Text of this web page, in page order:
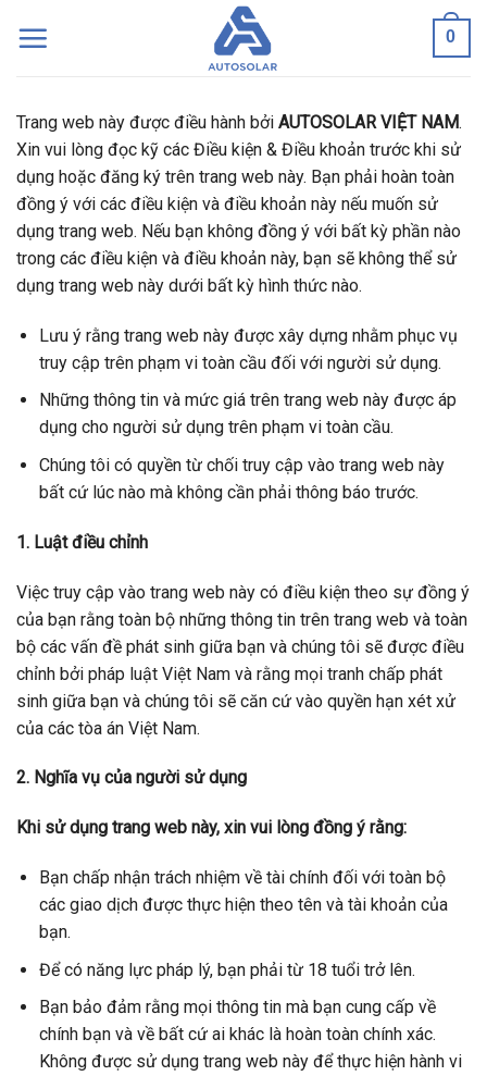
0
Trang web này được điều hành bởi AUTOSOLAR VIỆT NAM.
Xin vui lòng đọc kỹ các Điều kiện & Điều khoản trước khi sử
dụng hoặc đăng ký trên trang web này. Bạn phải hoàn toàn
đồng ý với các điều kiện và điều khoản này nếu muốn sử
dụng trang web. Nếu bạn không đồng ý với bất kỳ phần nào
trong các điều kiện và điều khoản này, bạn sẽ không thể sử
dụng trang web này dưới bất kỳ hình thức nào.
Lưu ý rằng trang web này được xây dựng nhằm phục vụ
truy cập trên phạm vi toàn cầu đối với người sử dụng.
Những thông tin và mức giá trên trang web này được áp
dụng cho người sử dụng trên phạm vi toàn cầu.
Chúng tôi có quyền từ chối truy cập vào trang web này
bất cứ lúc nào mà không cần phải thông báo trước.
1. Luật điều chỉnh
Việc truy cập vào trang web này có điều kiện theo sự đồng ý
của bạn rằng toàn bộ những thông tin trên trang web và toàn
bộ các vấn đề phát sinh giữa bạn và chúng tôi sẽ được điều
chỉnh bởi pháp luật Việt Nam và rằng mọi tranh chấp phát
sinh giữa bạn và chúng tôi sẽ căn cứ vào quyền hạn xét xử
của các tòa án Việt Nam.
2. Nghĩa vụ của người sử dụng
Khi sử dụng trang web này, xin vui lòng đồng ý rằng:
Bạn chấp nhận trách nhiệm về tài chính đối với toàn bộ
các giao dịch được thực hiện theo tên và tài khoản của
bạn.
Để có năng lực pháp lý, bạn phải từ 18 tuổi trở lên.
Bạn bảo đảm rằng mọi thông tin mà bạn cung cấp về
chính bạn và về bất cứ ai khác là hoàn toàn chính xác.
Không được sử dụng trang web này để thực hiện hành vi